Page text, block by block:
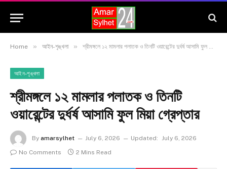
Home » আইন-শৃঙ্খলা » শ্রীমঙ্গলে ১২ মামলার পলাতক ও তিনটি ওয়ারেন্টের দুর্ধর্ষ আসামি ফুল মিয়া গ্রেপ্তার
আইন-শৃঙ্খলা
শ্রীমঙ্গলে ১২ মামলার পলাতক ও তিনটি
ওয়ারেন্টের দুর্ধর্ষ আসামি ফুল মিয়া গ্রেপ্তার
By amarsylhet July 6, 2026 Updated: July 6, 2026
No Comments
2 Mins Read